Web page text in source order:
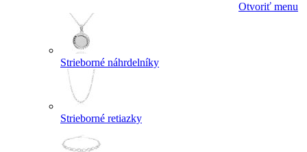
Otvoriť menu
Strieborné náhrdelníky
Strieborné retiazky